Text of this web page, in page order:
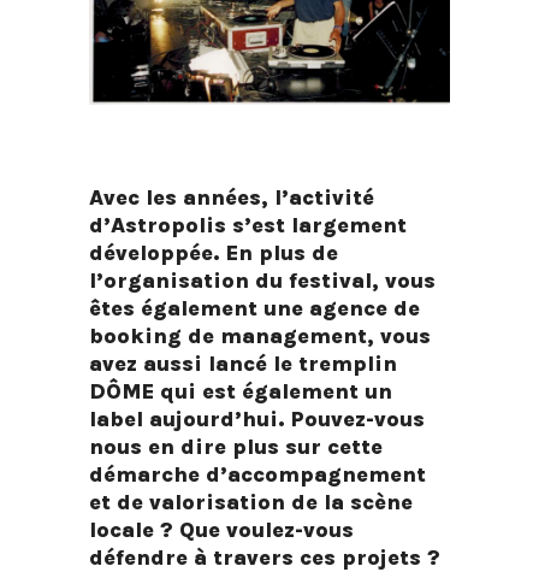
Avec les années, l’activité
d’Astropolis s’est largement
développée. En plus de
l’organisation du festival, vous
êtes également une agence de
booking de management, vous
avez aussi lancé le tremplin
DÔME qui est également un
label aujourd’hui. Pouvez-vous
nous en dire plus sur cette
démarche d’accompagnement
et de valorisation de la scène
locale ? Que voulez-vous
défendre à travers ces projets ?